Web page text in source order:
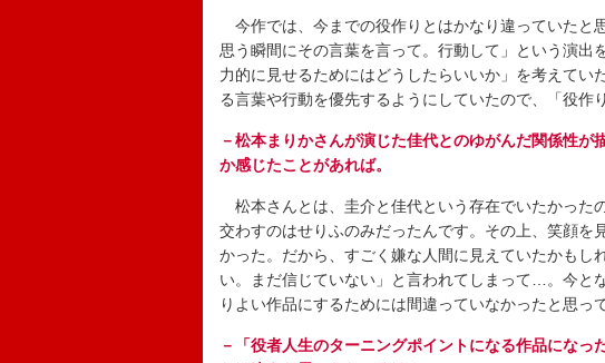
今作では、今までの役作りとはかなり違っていたと
思う瞬間にその言葉を言って。行動して」という演
力的に見せるためにはどうしたらいいか」を考えてい
る言葉や行動を優先するようにしていたので、「役作
－松本まりかさんが演じた佳代とのゆがんだ関係性
か感じたことがあれば。
松本さんとは、圭介と佳代という存在でいたかった
交わすのはせりふのみだったんです。その上、笑顔を
かった。だから、すごく嫌な人間に見えていたかもし
い。まだ信じていない」と言われてしまって…。今と
りよい作品にするためには間違っていなかったと思っ
－「役者人生のターニングポイントになる作品にな